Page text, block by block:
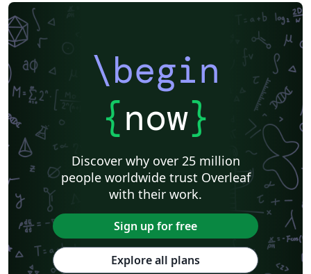
\begin
{now}
Discover why over 25 million
people worldwide trust Overleaf
with their work.
Sign up for free
Explore all plans